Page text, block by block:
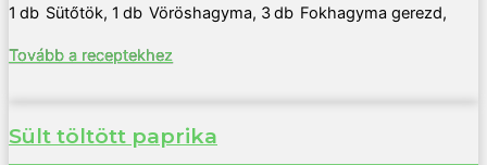
1 db Sütőtök, 1 db Vöröshagyma, 3db Fokhagyma gerezd,
Tovább a receptekhez
Sült töltött paprika